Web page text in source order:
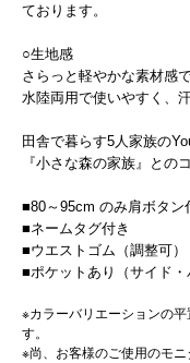
ております。
○生地感
さらっと軽やかな素材感で
水陸両用で使いやすく、
田舎で暮らす5人家族の
『小さな森の家族』との
■80～95cm のみ肩ボタン
■ネームタグ付き
■ウエストゴム（調整可）
■ポケットあり（サイド・
※カラーバリエーションの
す。
※尚、お客様のご使用のモ